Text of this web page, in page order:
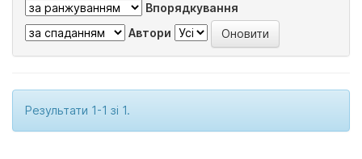
Впорядкування
Автори
Результати 1-1 зі 1.